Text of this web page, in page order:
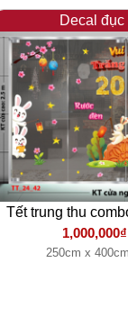
Decal đục
Tết trung thu
1,000,000₫
250cm x